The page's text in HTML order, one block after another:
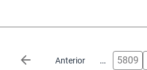
Anterior
Página anterior … 5809